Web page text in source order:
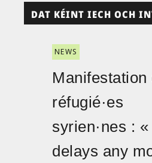
DAT KÉINT IECH OCH
NEWS
Manifestation
réfugié·es
syrien·nes :
delays any